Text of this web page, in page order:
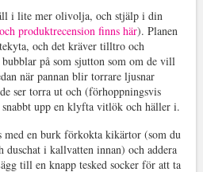
i lite mer olivolja, och stjälp i din
produktrecension finns här). Planen
och det kräver tilltro och
på som sjutton som om de vill
när pannan blir torrare ljusnar
ser torra ut och (förhoppningsvis
upp en klyfta vitlök och häller i.
en burk förkokta kikärtor (som du
i kallvatten innan) och addera
till en knapp tesked socker för att ta